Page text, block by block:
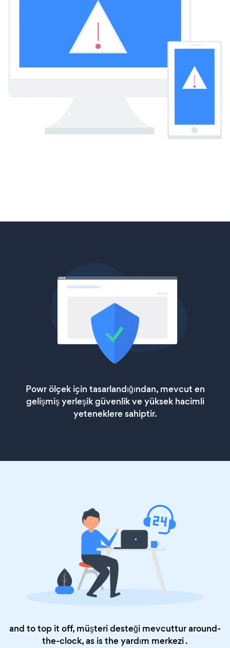
Powr ölçek için tasarlandığından, mevcut en
gelişmiş yerleşik güvenlik ve yüksek hacimli
yeteneklere sahiptir.
and to top it off, müşteri desteği mevcuttur around-
the-clock, as is theyardım merkezi.